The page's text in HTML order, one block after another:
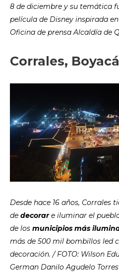
8 de diciembre y su temática
película de Disney inspirada
Oficina de prensa Alcaldía de
Corrales, Boyacá
Desde hace 16 años, Corrales
de decorare iluminar el
de los municipios más
más de 500 mil bombillos led
decoración. / FOTO: Wilson
German Danilo Agudelo Torres